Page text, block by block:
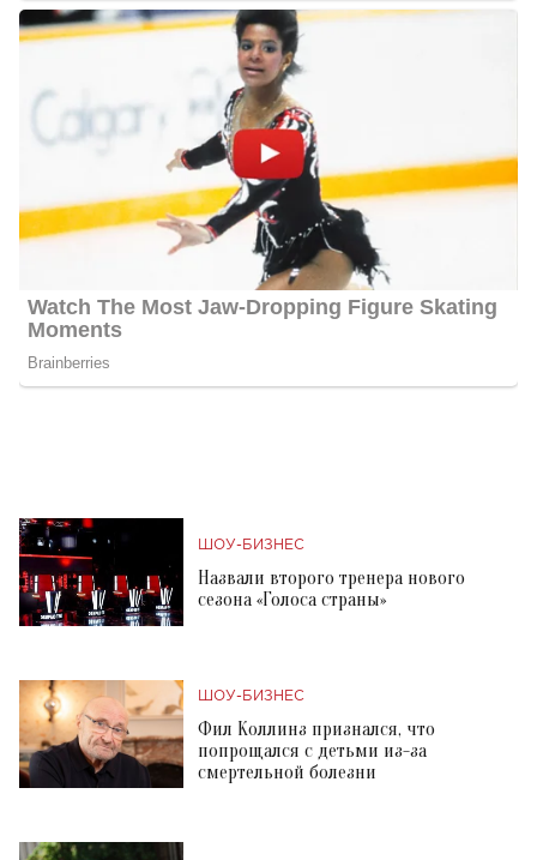
ШОУ-БИЗНЕС
Назвали второго тренера нового
сезона «Голоса страны»
ШОУ-БИЗНЕС
Фил Коллинз признался, что
попрощался с детьми из-за
смертельной болезни